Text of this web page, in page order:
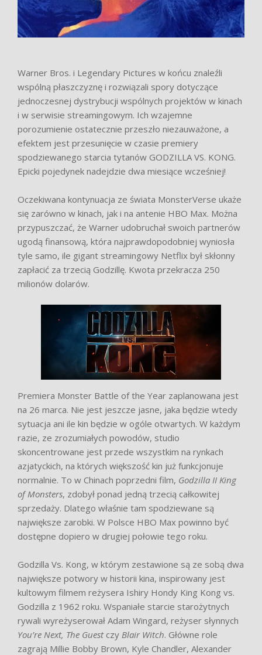
Warner Bros. i Legendary Pictures w końcu znaleźli
wspólną płaszczyznę i rozwiązali spory dotyczące
jednoczesnej dystrybucji wspólnych projektów w kinach
i w serwisie streamingowym. Ich wzajemne
porozumienie ostatecznie przeszło niezauważone, a
efektem jest przesunięcie w czasie premiery
spodziewanego starcia tytanów GODZILLA VS. KONG.
Epicki pojedynek nadejdzie dwa miesiące wcześniej!
Oczekiwana kontynuacja ze świata MonsterVerse ukaże
się zarówno w kinach, jak i na antenie HBO Max. Można
przypuszczać, że Warner udobruchał swoich partnerów
ugodą finansową, która najprawdopodobniej wyniosła
tyle samo, ile gigant streamingowy Netflix był skłonny
zapłacić za trzecią Godzillę. Kwota przekracza 250
milionów dolarów.
Premiera Monster Battle of the Year zaplanowana jest
na 26 marca. Nie jest jeszcze jasne, jaka będzie wtedy
sytuacja ani ile kin będzie w ogóle otwartych. W każdym
razie, ze zrozumiałych powodów, studio
skoncentrowane jest przede wszystkim na rynkach
azjatyckich, na których większość kin już funkcjonuje
normalnie. To w Chinach poprzedni film, Godzilla II King
of Monsters, zdobył ponad jedną trzecią całkowitej
sprzedaży. Dlatego właśnie tam spodziewane są
największe zarobki. W Polsce HBO Max powinno być
dostępne dopiero w drugiej połowie tego roku.
Godzilla Vs. Kong, w którym zestawione są ze sobą dwa
największe potwory w historii kina, inspirowany jest
kultowym filmem reżysera Ishiry Hondy King Kong vs.
Godzilla z 1962 roku. Wspaniałe starcie starożytnych
rywali wyreżyserował Adam Wingard, reżyser słynnych
You’re Next, The Guestczy Blair Witch. Główne role
zagrają Millie Bobby Brown, Kyle Chandler, Alexander